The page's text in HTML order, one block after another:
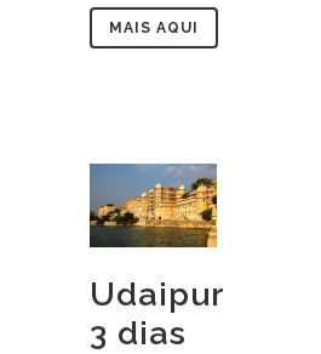
MAIS AQUI
Udaipur
3 dias